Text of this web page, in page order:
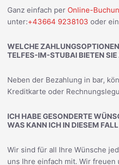
Ganz einfach per Online-
unter:+43664 9238103 oder
WELCHE
TELFES-IM-STUBAI BIETEN SIE
Neben der Bezahlung in bar,
Kreditkarte oder
ICH HABE GESONDERTE
WAS KANN ICH IN DIESEM
Wir sind für all Ihre Wünsche
uns Ihre einfach mit. Wir freuen